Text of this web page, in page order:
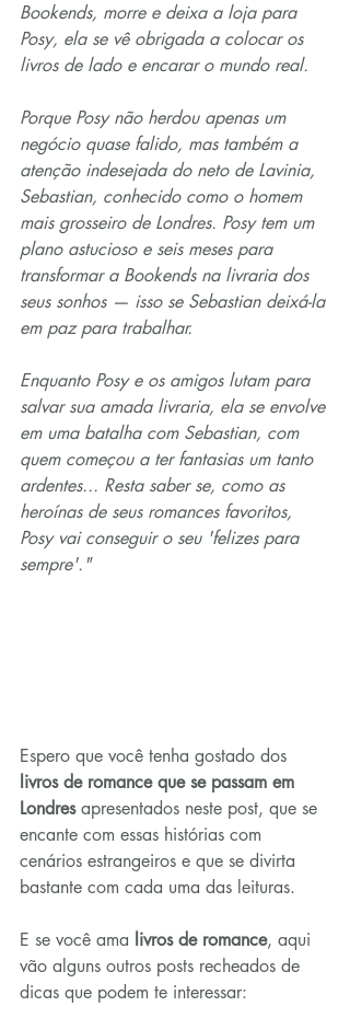
Bookends, morre e deixa a loja para
Posy, ela se vê obrigada a colocar os
livros de lado e encarar o mundo real.
Porque Posy não herdou apenas um
negócio quase falido, mas também a
atenção indesejada do neto de Lavinia,
Sebastian, conhecido como o homem
mais grosseiro de Londres. Posy tem um
plano astucioso e seis meses para
transformar a Bookends na livraria dos
seus sonhos — isso se Sebastian deixá-la
em paz para trabalhar.
Enquanto Posy e os amigos lutam para
salvar sua amada livraria, ela se envolve
em uma batalha com Sebastian, com
quem começou a ter fantasias um tanto
ardentes... Resta saber se, como as
heroínas de seus romances favoritos,
Posy vai conseguir o seu 'felizes para
sempre'."
Espero que você tenha gostado dos
livros de romance que se passam em
Londres apresentados neste post, que se
encante com essas histórias com
cenários estrangeiros e que se divirta
bastante com cada uma das leituras.
E se você ama livros de romance, aqui
vão alguns outros posts recheados de
dicas que podem te interessar: